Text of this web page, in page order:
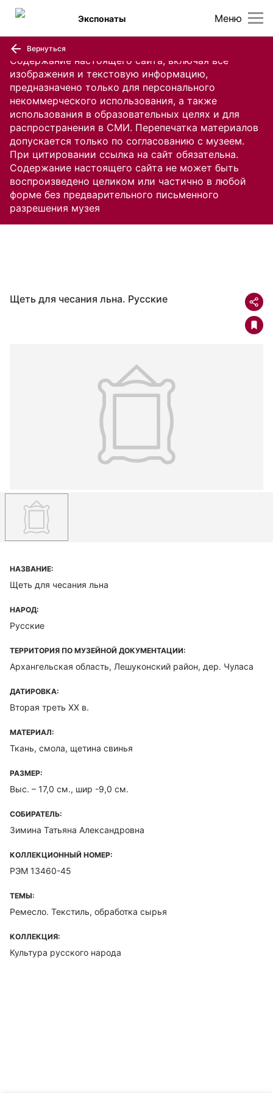
Содержание настоящего сайта, включая все
изображения и текстовую информацию,
предназначено только для персонального
некоммерческого использования, а также
использования в образовательных целях и для
распространения в СМИ. Перепечатка материалов
допускается только по согласованию с музеем.
При цитировании ссылка на сайт обязательна.
Содержание настоящего сайта не может быть
воспроизведено целиком или частично в любой
форме без предварительного письменного
разрешения музея
Меню
Экспонаты
Вернуться
Щеть для чесания льна. Русские
НАЗВАНИЕ:
Щеть для чесания льна
НАРОД:
Русские
ТЕРРИТОРИЯ ПО МУЗЕЙНОЙ ДОКУМЕНТАЦИИ:
Архангельская область, Лешуконский район, дер. Чуласа
ДАТИРОВКА:
Вторая треть ХХ в.
МАТЕРИАЛ:
Ткань, смола, щетина свинья
РАЗМЕР:
Выс. – 17,0 см., шир -9,0 см.
СОБИРАТЕЛЬ:
Зимина Татьяна Александровна
КОЛЛЕКЦИОННЫЙ НОМЕР:
РЭМ 13460-45
ТЕМЫ:
Ремесло. Текстиль, обработка сырья
КОЛЛЕКЦИЯ:
Культура русского народа